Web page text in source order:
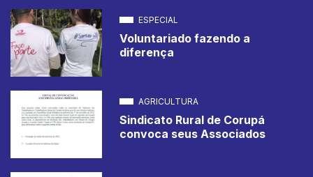
ESPECIAL
Voluntariado fazendo a
diferença
AGRICULTURA
Sindicato Rural de Corupá
convoca seus Associados